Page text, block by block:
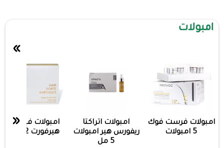
امبولات
امبولات فرست فوك
5 امبولات
امبولات اتراكتا
ريفورس هير امبولات
5 مل
امبولات فيردكس
هيرفورت 12امبول
»
«